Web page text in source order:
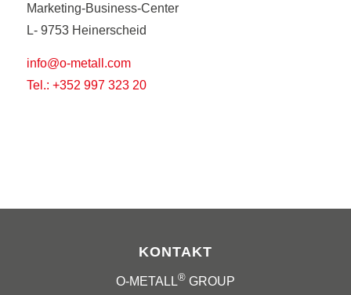
Marketing-Business-Center
L- 9753 Heinerscheid
info@o-metall.com
Tel.: +352 997 323 20
KONTAKT
O-METALL®GROUP